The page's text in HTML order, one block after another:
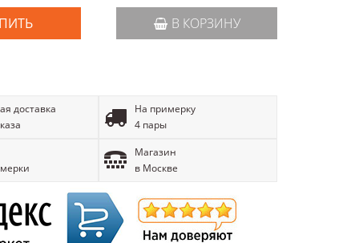
В КОРЗИНУ
доставка
На примерку
4 пары
Магазин
в Москве